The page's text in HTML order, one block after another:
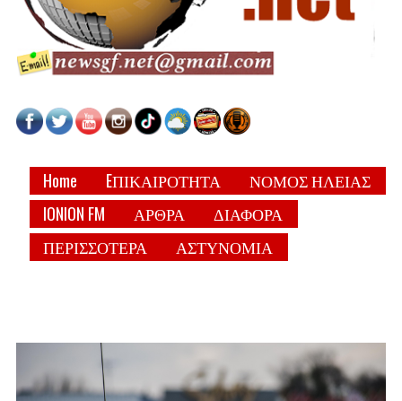
Home EΠΙΚΑΙΡΟΤΗΤΑ
ΝΟΜΟΣ ΗΛΕΙΑΣ
IONION FM
ΑΡΘΡΑ
ΔΙΑΦΟΡΑ
ΠΕΡΙΣΣΟΤΕΡΑ
ΑΣΤΥΝΟΜΙΑ